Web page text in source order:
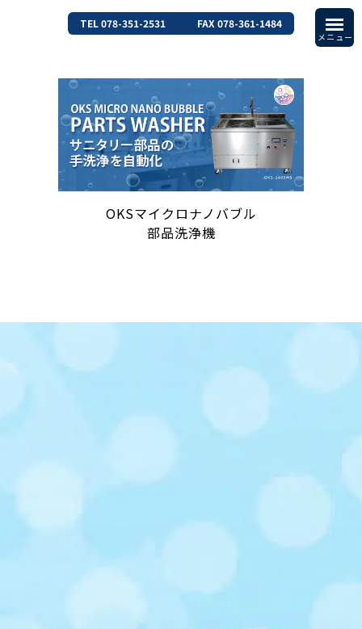
TEL 078-351-2531 FAX 078-361-1484
OKSマイクロナノバブル
部品洗浄機